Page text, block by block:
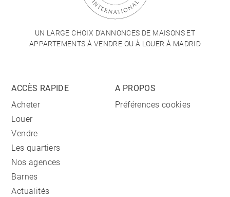
UN LARGE CHOIX D'ANNONCES DE MAISONS ET
APPARTEMENTS À VENDRE OU À LOUER À MADRID
ACCÈS RAPIDE
Acheter
Louer
Vendre
Les quartiers
Nos agences
Barnes
Actualités
A PROPOS
Préférences cookies